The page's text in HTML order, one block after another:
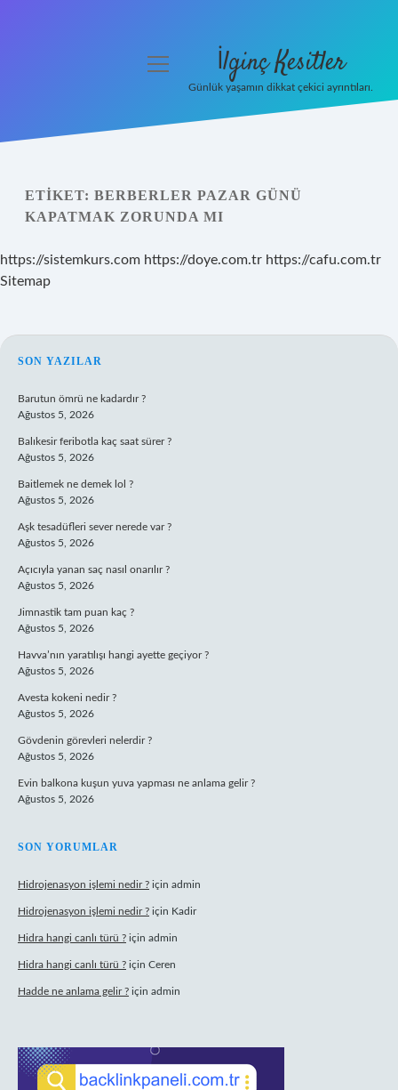
Yasal Uyarı
menüyü
İlginç Kesitler
Günlük yaşamın dikkat çekici ayrıntıları.
ETIKET: BERBERLER PAZAR GÜNÜ
KAPATMAK ZORUNDA MI
https://sistemkurs.com https://doye.com.tr https://cafu.com.tr
Sitemap
SIDEBAR
SON YAZILAR
Barutun ömrü ne kadardır ?
Ağustos 5, 2026
Balıkesir feribotla kaç saat sürer ?
Ağustos 5, 2026
Baitlemek ne demek lol ?
Ağustos 5, 2026
Aşk tesadüfleri sever nerede var ?
Ağustos 5, 2026
Açıcıyla yanan saç nasıl onarılır ?
Ağustos 5, 2026
Jimnastik tam puan kaç ?
Ağustos 5, 2026
Havva’nın yaratılışı hangi ayette geçiyor ?
Ağustos 5, 2026
Avesta kokeni nedir ?
Ağustos 5, 2026
Gövdenin görevleri nelerdir ?
Ağustos 5, 2026
Evin balkona kuşun yuva yapması ne anlama gelir ?
Ağustos 5, 2026
SON YORUMLAR
Hidrojenasyon işlemi nedir ? için admin
Hidrojenasyon işlemi nedir ? için Kadir
Hidra hangi canlı türü ? için admin
Hidra hangi canlı türü ? için Ceren
Hadde ne anlama gelir ? için admin